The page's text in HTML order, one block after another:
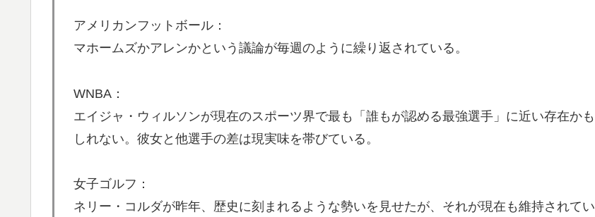
心臓発作が起きた日
▶
【海外の反応】中国がAI開発の主導権を握りつつあるよな → 「どうせアメリカは中国製AIを規制する
▶ 【海外の反応】アルゼンチン協会、FIFA会長に確固たる支持を表明「隠す気もないんだなｗ」
▶ ぺこぱ松蔭寺「みんな右とか左とか拘りすぎ。思想関係なく応援しようよ」
アメリカンフットボール：
マホームズかアレンかという議論が毎週のように繰り返されている。
WNBA：
エイジャ・ウィルソンが現在のスポーツ界で最も「誰もが認める最強選手」に近い存在かも
しれない。彼女と他選手の差は現実味を帯びている。
女子ゴルフ：
ネリー・コルダが昨年、歴史に刻まれるような勢いを見せたが、それが現在も維持されてい